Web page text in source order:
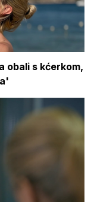
obali s kćerkom,